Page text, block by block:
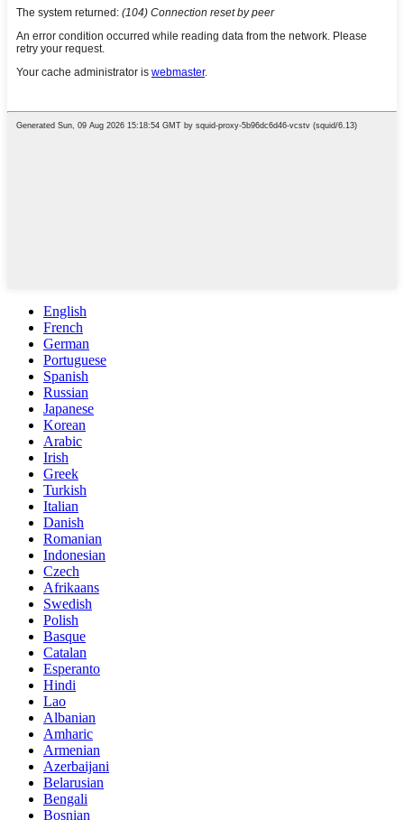
English
French
German
Portuguese
Spanish
Russian
Japanese
Korean
Arabic
Irish
Greek
Turkish
Italian
Danish
Romanian
Indonesian
Czech
Afrikaans
Swedish
Polish
Basque
Catalan
Esperanto
Hindi
Lao
Albanian
Amharic
Armenian
Azerbaijani
Belarusian
Bengali
Bosnian